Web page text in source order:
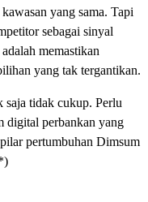
yang sama. Tapi
sebagai sinyal
memastikan
yang tak tergantikan.
saja tidak cukup. Perlu
digital perbankan yang
pertumbuhan Dimsum